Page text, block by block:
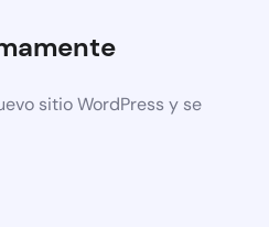
sitio WordPress y se